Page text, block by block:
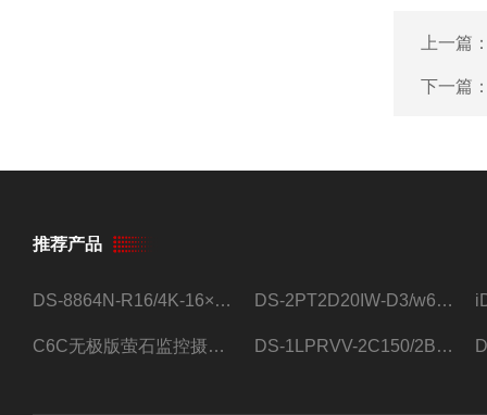
上一篇
下一篇
推荐产品
DS-8864N-R16/4K-16×4T/希捷16盘位录像机 DS-2PT2D20IW-D3/w64路高清硬盘录像机
C6C无极版萤石监控摄像头 DS-1LPRVV-2C150/2B监控室外夜视高清电源线护套线200米/卷